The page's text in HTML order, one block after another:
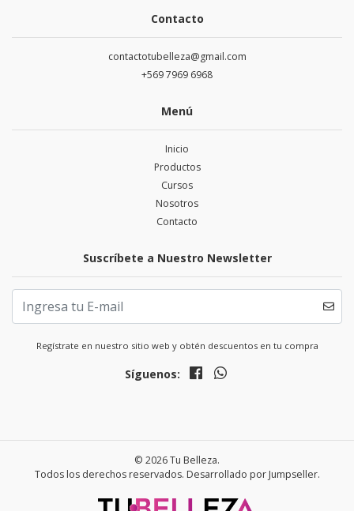
Contacto
contactotubelleza@gmail.com
+569 7969 6968
Menú
Inicio
Productos
Cursos
Nosotros
Contacto
Suscríbete a Nuestro Newsletter
Regístrate en nuestro sitio web y obtén descuentos en tu compra
Síguenos:
© 2026 Tu Belleza.
Todos los derechos reservados. Desarrollado por Jumpseller.